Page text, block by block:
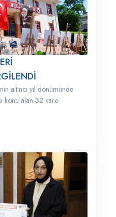
altıncı yıl dönümünde
konu alan 32 kare